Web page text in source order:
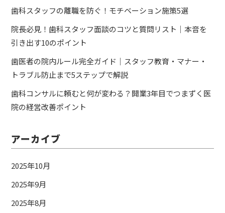
歯科スタッフの離職を防ぐ！モチベーション施策5選
院長必見！歯科スタッフ面談のコツと質問リスト｜本音を
引き出す10のポイント
歯医者の院内ルール完全ガイド｜スタッフ教育・マナー・
トラブル防止まで5ステップで解説
歯科コンサルに頼むと何が変わる？開業3年目でつまずく医
院の経営改善ポイント
アーカイブ
2025年10月
2025年9月
2025年8月